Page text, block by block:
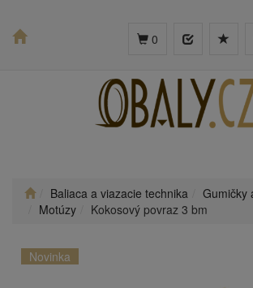
0
Baliaca a viazacie technika
Gumičky
Motúzy
Kokosový povraz 3 bm
Novinka